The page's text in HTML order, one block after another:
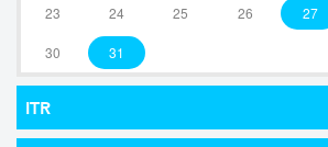
23 24 25 26 27
30 31
ITR